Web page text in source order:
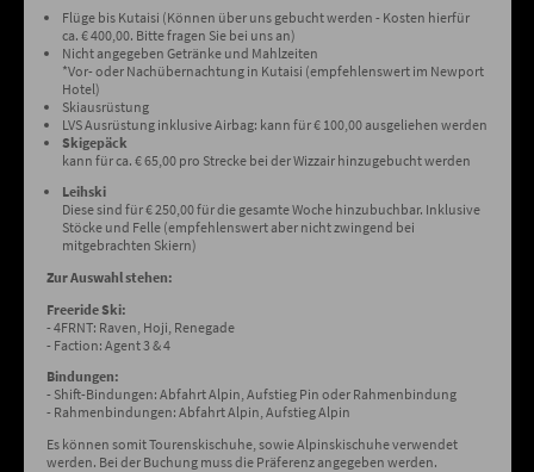
Flüge bis Kutaisi (Können über uns gebucht werden - Kosten hierfür
ca. € 400,00. Bitte fragen Sie bei uns an)
Nicht angegeben Getränke und Mahlzeiten
*Vor- oder Nachübernachtung in Kutaisi (empfehlenswert im Newport
Hotel)
Skiausrüstung
LVS Ausrüstung inklusive Airbag: kann für € 100,00 ausgeliehen werden
Skigepäck
kann für ca. € 65,00 pro Strecke bei der Wizzair hinzugebucht werden
Leihski
Diese sind für € 250,00 für die gesamte Woche hinzubuchbar. Inklusive
Stöcke und Felle (empfehlenswert aber nicht zwingend bei
mitgebrachten Skiern)
Zur Auswahl stehen:
Freeride Ski:
- 4FRNT: Raven, Hoji, Renegade
- Faction: Agent 3 & 4
Bindungen:
- Shift-Bindungen: Abfahrt Alpin, Aufstieg Pin oder Rahmenbindung
- Rahmenbindungen: Abfahrt Alpin, Aufstieg Alpin
Es können somit Tourenskischuhe, sowie Alpinskischuhe verwendet
werden. Bei der Buchung muss die Präferenz angegeben werden.